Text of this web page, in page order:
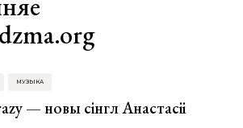
МУЗЫКА
— новы сінгл Анастасіі